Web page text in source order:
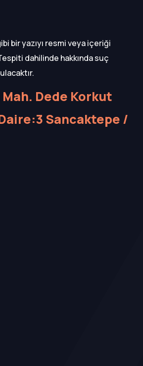
bir yazıyı resmi veya içeriği
dahilinde hakkında suç
Mah. Dede Korkut
Sancaktepe /